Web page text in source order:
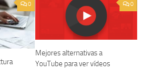
0 0
Mejores alternativas a
YouTube para ver vídeos